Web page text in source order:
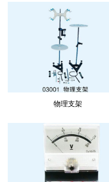
物理支架